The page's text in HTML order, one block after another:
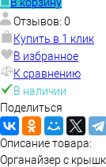
Отзывов: 0
Купить в 1 клик
В избранное
К сравнению
В наличии
Поделиться
Описание товара:
Органайзер с